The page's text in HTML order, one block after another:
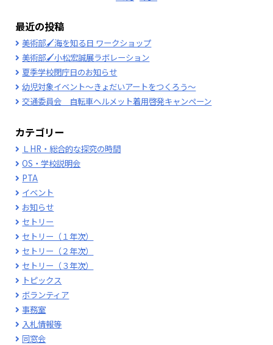
最近の投稿
美術部🖌海を知る日 ワークショップ
美術部🖌小松宏誠展ラボレーション
夏季学校閉庁日のお知らせ
幼児対象イベント～きょだいアートをつくろう～
交通委員会 自転車ヘルメット着用啓発キャンペーン
カテゴリー
ＬHR・総合的な探究の時間
OS・学校説明会
PTA
イベント
お知らせ
セトリー
セトリー（１年次）
セトリー（２年次）
セトリー（３年次）
トピックス
ボランティア
事務室
入札情報等
同窓会